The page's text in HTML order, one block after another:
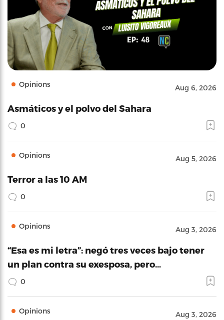
Opinions Aug 6, 2026
Asmáticos y el polvo del Sahara
0
Opinions Aug 5, 2026
Terror a las 10 AM
0
Opinions Aug 3, 2026
“Esa es mi letra”: negó tres veces bajo tener
un plan contra su exesposa, pero…
0
Opinions Aug 3, 2026